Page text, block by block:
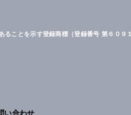
ことを示す登録商標（登録番号 第６０９１
い合わせ